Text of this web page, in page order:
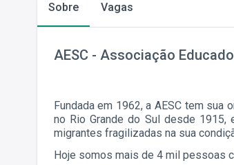
Sobre Vagas
AESC - Associação
Fundada em 1962, a AESC tem
no Rio Grande do Sul desde
migrantes fragilizadas na sua
Hoje somos mais de 4 mil pessoas